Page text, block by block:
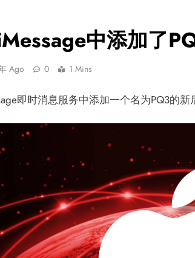
中添加了
Ago 0 1 Mins
即时消息服务中添加一个名为PQ3的